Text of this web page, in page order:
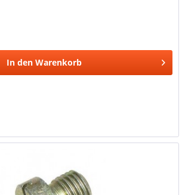
In den Warenkorb